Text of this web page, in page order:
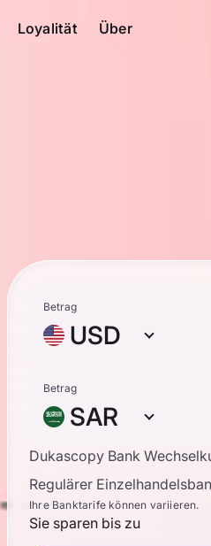
Loyalität Über
Betrag
USD
Betrag
SAR
Dukascopy Bank
Regulärer
Ihre Banktarife können variieren.
Sie sparen bis zu